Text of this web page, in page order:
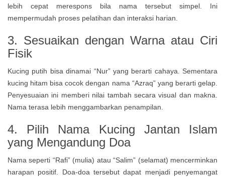
lebih cepat merespons bila nama tersebut simpel. Ini
mempermudah proses pelatihan dan interaksi harian.
3. Sesuaikan dengan Warna atau Ciri
Fisik
Kucing putih bisa dinamai “Nur” yang berarti cahaya. Sementara
kucing hitam bisa cocok dengan nama “Azraq” yang berarti gelap.
Penyesuaian ini memberi nilai tambah secara visual dan makna.
Nama terasa lebih menggambarkan penampilan.
4. Pilih Nama Kucing Jantan Islam
yang Mengandung Doa
Nama seperti “Rafi” (mulia) atau “Salim” (selamat) mencerminkan
harapan positif. Doa-doa tersebut dapat menjadi penyemangat